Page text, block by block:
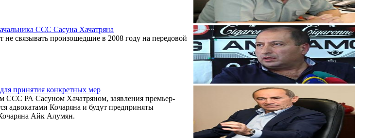
ССС Сасуна Хачатряна
связывать произошедшие в 2008 году на передовой
принятия конкретных мер
ССС РА Сасуном Хачатряном, заявления премьер-
адвокатами Кочаряна и будут предприняты
Айк Алумян.